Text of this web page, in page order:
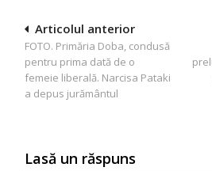
Navigare
în
articole
Articolul anterior
FOTO. Primăria Doba, condusă
pentru prima dată de o
femeie liberală. Narcisa Pataki
a depus jurământul
Lasă un răspuns